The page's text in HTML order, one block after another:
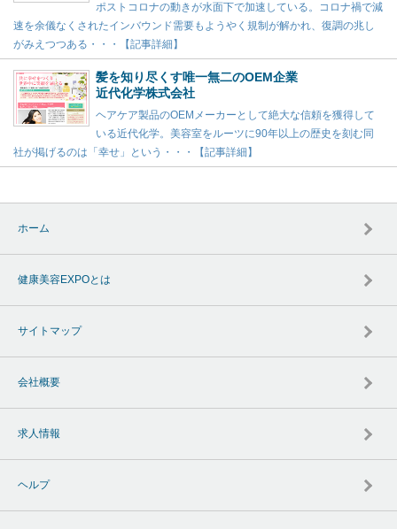
ポストコロナの動きが水面下で加速している。コロナ禍で減
速を余儀なくされたインバウンド需要もようやく規制が解かれ、復調の兆し
がみえつつある・・・【記事詳細】
髪を知り尽くす唯一無二のOEM企業
近代化学株式会社
ヘアケア製品のOEMメーカーとして絶大な信頼を獲得して
いる近代化学。美容室をルーツに90年以上の歴史を刻む同
社が掲げるのは「幸せ」という・・・【記事詳細】
ホーム
健康美容EXPOとは
サイトマップ
会社概要
求人情報
ヘルプ